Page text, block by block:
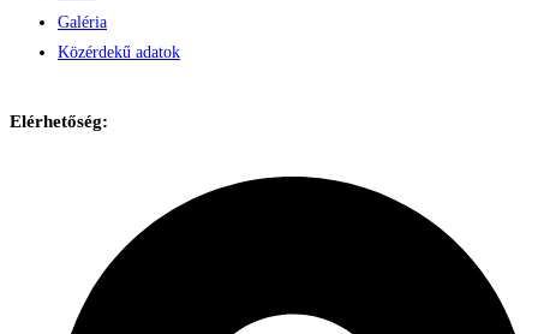
Galéria
Közérdekű adatok
Elérhetőség: